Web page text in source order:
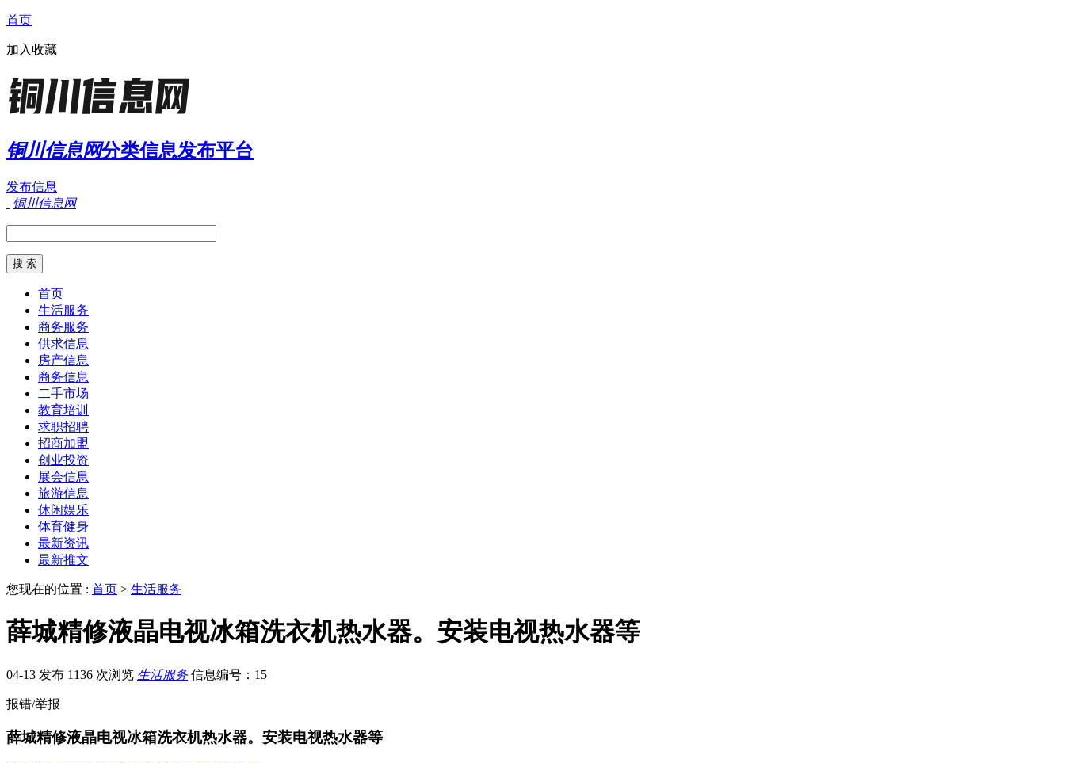
首页
加入收藏
铜川信息网分类信息发布平台
发布信息
铜川信息网
首页
生活服务
商务服务
供求信息
房产信息
商务信息
二手市场
教育培训
求职招聘
招商加盟
创业投资
展会信息
旅游信息
休闲娱乐
体育健身
最新资讯
最新推文
您现在的位置 : 首页 > 生活服务
薛城精修液晶电视冰箱洗衣机热水器。安装电视热水器等
04-13 发布 1136 次浏览 生活服务 信息编号：15
报错/举报
薛城精修液晶电视冰箱洗衣机热水器。安装电视热水器等